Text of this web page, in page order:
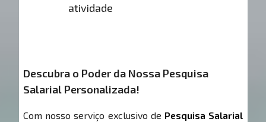
atividade
Descubra o Poder da Nossa Pesquisa
Salarial Personalizada!
Com nosso serviço exclusivo de Pesquisa Salarial